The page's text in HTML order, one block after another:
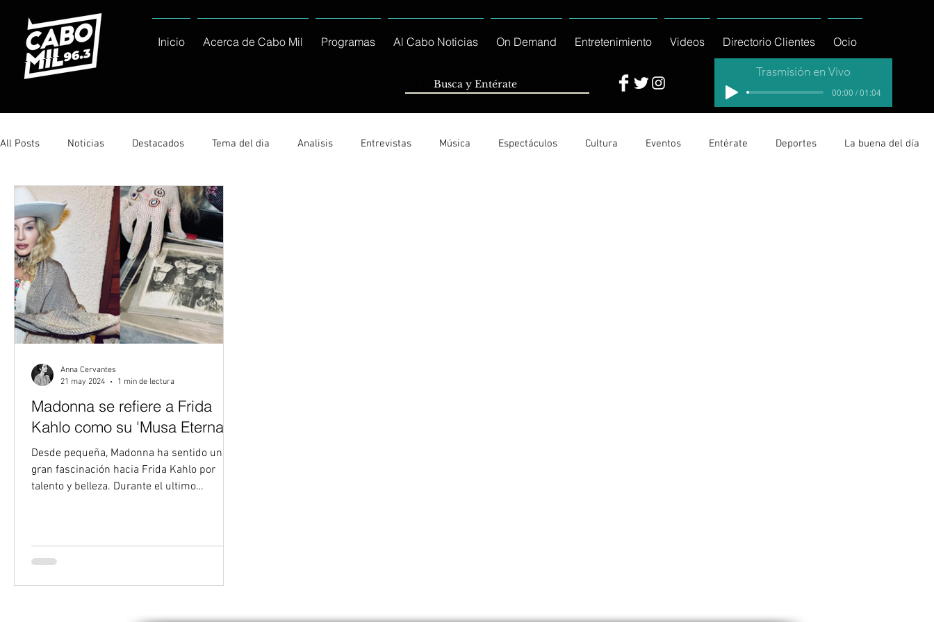
Inicio Acerca de Cabo Mil Programas Al Cabo Noticias On Demand Entretenimiento Videos Directorio Clientes Ocio
Trasmisión en Vivo
00:00 / 01:04
All Posts Noticias Destacados Tema del dia Analisis Entrevistas Música Espectáculos Cultura Eventos Entérate Deportes La buena del día
Sólo Tránsito Local Reportajes Especiales Al Cabo Notic
Servicio Social
Madonna se refiere a Frida
Kahlo como su 'Musa Eterna'
Desde pequeña, Madonna ha sentido una
gran fascinación hacia Frida Kahlo por
talento y belleza. Durante el ultimo
Anna Cervantes
21 may 2024
1 min de lectura